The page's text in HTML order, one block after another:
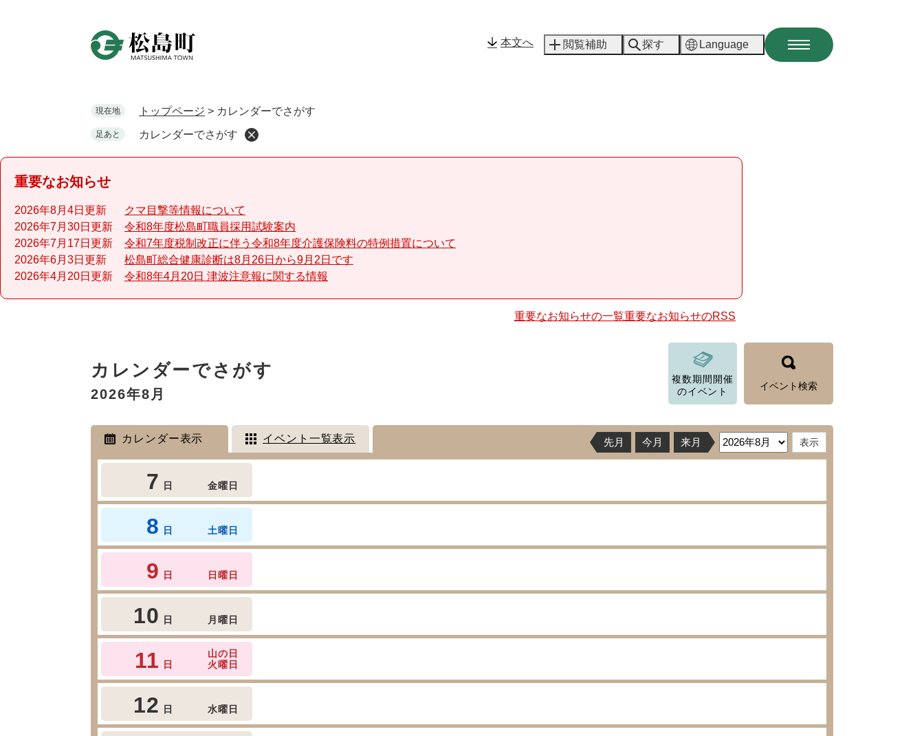
本文へ 閲覧補助 探す Language
現在地 トップページ > カレンダーでさがす
足あと カレンダーでさがす
重要なお知らせ
2026年8月4日更新
クマ目撃等情報について
2026年7月30日更新
令和8年度松島町職員採用試験案内
2026年7月17日更新
令和7年度税制改正に伴う令和8年度介護保険料の特例措置について
2026年6月3日更新
松島町総合健康診断は8月26日から9月2日です
2026年4月20日更新
令和8年4月20日 津波注意報に関する情報
重要なお知らせの一覧重要なお知らせのRSS
文
カレンダーでさがす
複数期間開催
のイベント
イベント検索
2026年8月
カレンダー表示 イベント一覧表示 先月 今月 来月
7 日 金曜日
8 日 土曜日
9 日 日曜日
10 日 月曜日
11 日
山の日
火曜日
12 日 水曜日